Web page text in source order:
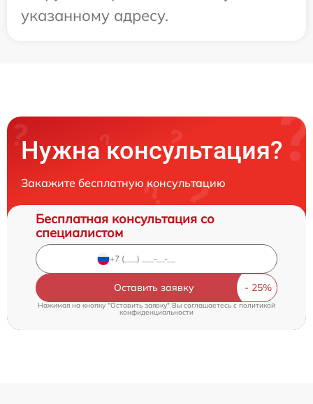
указанному адресу.
Нужна консультация?
Закажите бесплатную консультацию
Бесплатная консультация со
специалистом
Оставить заявку
Нажимая на кнопку "Оставить заявку" Вы соглашаетесь cполитикой
конфиденциальности